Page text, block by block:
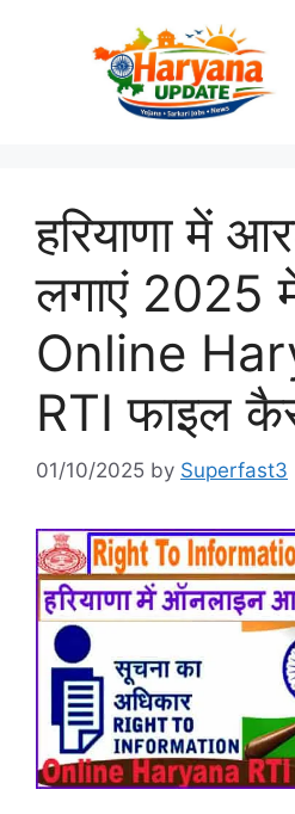
हरियाणा में
लगाएं 2025
Online
RTI फाइल
01/10/2025 by Superfast3